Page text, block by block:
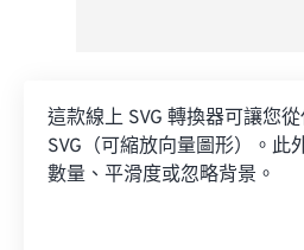
這款線上 SVG 轉換器可讓您
SVG（可縮放向量圖形）。此
數量、平滑度或忽略背景。